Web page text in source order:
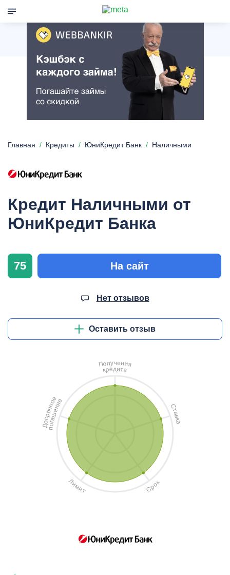
Главная Кредиты ЮниКредит Банк Наличными
Кредит Наличными от
ЮниКредит Банка
75 На сайт
Нет отзывов
Оставить отзыв
Получения
кредита
С
т
а
в
к
а
Сро
к
Л
имит
Д
о
с
р
о
ч
н
о
е
п
о
г
а
ш
е
н
и
е